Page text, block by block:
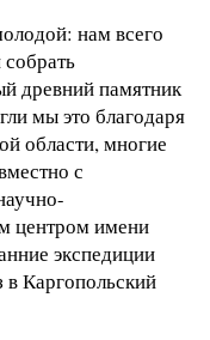
нам всего
древний памятник
мы это благодаря
области, многие
с
центром имени
экспедиции
в Каргопольский